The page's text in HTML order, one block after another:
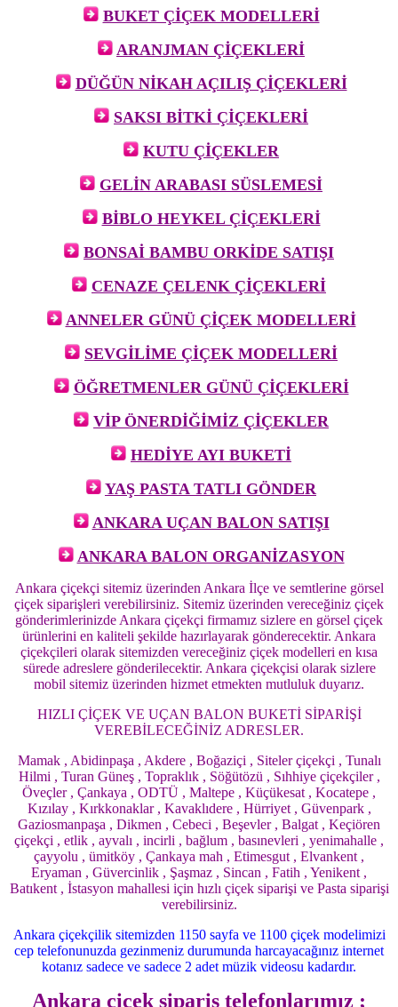
BUKET ÇİÇEK MODELLERİ
ARANJMAN ÇİÇEKLERİ
DÜĞÜN NİKAH AÇILIŞ ÇİÇEKLERİ
SAKSI BİTKİ ÇİÇEKLERİ
KUTU ÇİÇEKLER
GELİN ARABASI SÜSLEMESİ
BİBLO HEYKEL ÇİÇEKLERİ
BONSAİ BAMBU ORKİDE SATIŞI
CENAZE ÇELENK ÇİÇEKLERİ
ANNELER GÜNÜ ÇİÇEK MODELLERİ
SEVGİLİME ÇİÇEK MODELLERİ
ÖĞRETMENLER GÜNÜ ÇİÇEKLERİ
VİP ÖNERDİĞİMİZ ÇİÇEKLER
HEDİYE AYI BUKETİ
YAŞ PASTA TATLI GÖNDER
ANKARA UÇAN BALON SATIŞI
ANKARA BALON ORGANİZASYON
Ankara çiçekçi sitemiz üzerinden Ankara İlçe ve semtlerine görsel
çiçek siparişleri verebilirsiniz. Sitemiz üzerinden vereceğiniz çiçek
gönderimlerinizde Ankara çiçekçi firmamız sizlere en görsel çiçek
ürünlerini en kaliteli şekilde hazırlayarak gönderecektir. Ankara
çiçekçileri olarak sitemizden vereceğiniz çiçek modelleri en kısa
sürede adreslere gönderilecektir. Ankara çiçekçisi olarak sizlere
mobil sitemiz üzerinden hizmet etmekten mutluluk duyarız.
HIZLI ÇİÇEK VE UÇAN BALON BUKETİ SİPARİŞİ
VEREBİLECEĞİNİZ ADRESLER.
Mamak , Abidinpaşa , Akdere , Boğaziçi , Siteler çiçekçi , Tunalı
Hilmi , Turan Güneş , Topraklık , Söğütözü , Sıhhiye çiçekçiler ,
Öveçler , Çankaya , ODTÜ , Maltepe , Küçükesat , Kocatepe ,
Kızılay , Kırkkonaklar , Kavaklıdere , Hürriyet , Güvenpark ,
Gaziosmanpaşa , Dikmen , Cebeci , Beşevler , Balgat , Keçiören
çiçekçi , etlik , ayvalı , incirli , bağlum , basınevleri , yenimahalle ,
çayyolu , ümitköy , Çankaya mah , Etimesgut , Elvankent ,
Eryaman , Güvercinlik , Şaşmaz , Sincan , Fatih , Yenikent ,
Batıkent , İstasyon mahallesi için hızlı çiçek siparişi ve Pasta siparişi
verebilirsiniz.
Ankara çiçekçilik sitemizden 1150 sayfa ve 1100 çiçek modelimizi
cep telefonunuzda gezinmeniz durumunda harcayacağınız internet
kotanız sadece ve sadece 2 adet müzik videosu kadardır.
Ankara çiçek sipariş telefonlarımız ;